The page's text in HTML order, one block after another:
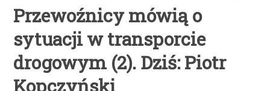
Przewoźnicy mówią o
sytuacji w transporcie
drogowym (2). Dziś: Piotr
Kopczyński